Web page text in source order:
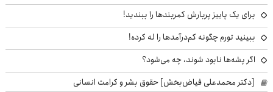
برای یک پاییز پربارش کمربندها را ببندید!
ببینید تورم چگونه کم‌درآمدها را له کرده!
اگر پشه‌ها نابود شوند، چه می‌شود؟
[دکتر محمدعلی فیاض‌بخش] حقوق بشر و کرامت انسانی